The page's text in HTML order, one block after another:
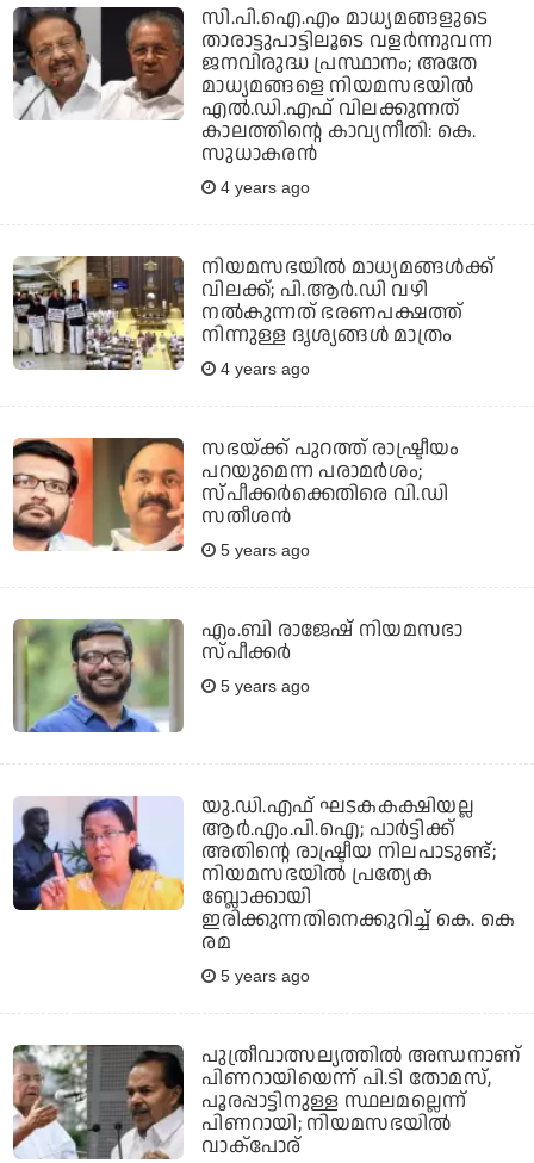
സി.പി.ഐ.എം മാധ്യമങ്ങളുടെ
താരാട്ടുപാട്ടിലൂടെ വളര്‍ന്നുവന്ന
ജനവിരുദ്ധ പ്രസ്ഥാനം; അതേ
മാധ്യമങ്ങളെ നിയമസഭയില്‍
എല്‍.ഡി.എഫ് വിലക്കുന്നത്
കാലത്തിന്റെ കാവ്യനീതി: കെ.
സുധാകരന്‍
4 years ago
നിയമസഭയില്‍ മാധ്യമങ്ങള്‍ക്ക്
വിലക്ക്; പി.ആര്‍.ഡി വഴി
നല്‍കുന്നത് ഭരണപക്ഷത്ത്
നിന്നുള്ള ദൃശ്യങ്ങള്‍ മാത്രം
4 years ago
സഭയ്ക്ക് പുറത്ത് രാഷ്ട്രീയം
പറയുമെന്ന പരാമര്‍ശം;
സ്പീക്കര്‍ക്കെതിരെ വി.ഡി
സതീശന്‍
5 years ago
എം.ബി രാജേഷ് നിയമസഭാ
സ്പീക്കര്‍
5 years ago
യു.ഡി.എഫ് ഘടകകക്ഷിയല്ല
ആര്‍.എം.പി.ഐ; പാര്‍ട്ടിക്ക്
അതിന്റെ രാഷ്ട്രീയ നിലപാടുണ്ട്;
നിയമസഭയില്‍ പ്രത്യേക
ബ്ലോക്കായി
ഇരിക്കുന്നതിനെക്കുറിച്ച് കെ. കെ
രമ
5 years ago
പുത്രീവാത്സല്യത്തില്‍ അന്ധനാണ്
പിണറായിയെന്ന് പി.ടി തോമസ്,
പൂരപ്പാട്ടിനുള്ള സ്ഥലമല്ലെന്ന്
പിണറായി; നിയമസഭയില്‍
വാക്‌പോര്